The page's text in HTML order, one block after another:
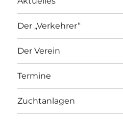
Der „Verkehrer“
Der Verein
Termine
Zuchtanlagen